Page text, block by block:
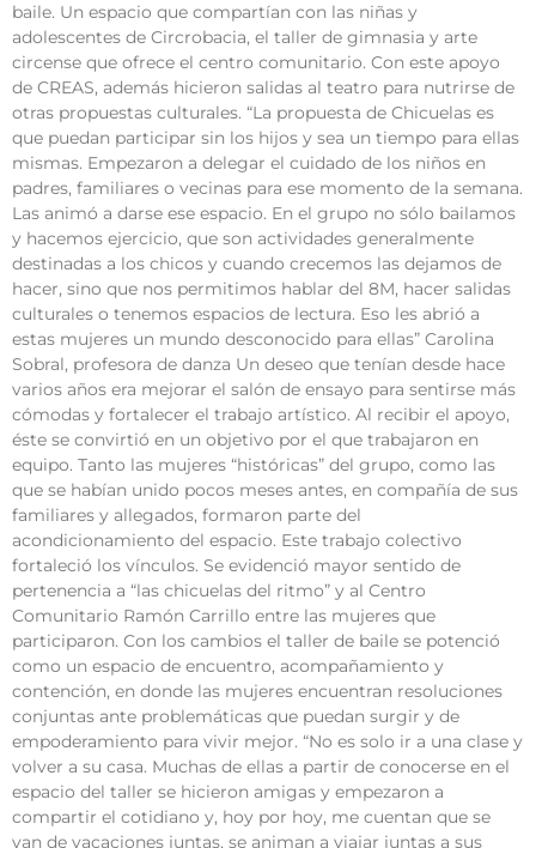
baile. Un espacio que compartían con las niñas y
adolescentes de Circrobacia, el taller de gimnasia y arte
circense que ofrece el centro comunitario. Con este apoyo
de CREAS, además hicieron salidas al teatro para nutrirse de
otras propuestas culturales. “La propuesta de Chicuelas es
que puedan participar sin los hijos y sea un tiempo para ellas
mismas. Empezaron a delegar el cuidado de los niños en
padres, familiares o vecinas para ese momento de la semana.
Las animó a darse ese espacio. En el grupo no sólo bailamos
y hacemos ejercicio, que son actividades generalmente
destinadas a los chicos y cuando crecemos las dejamos de
hacer, sino que nos permitimos hablar del 8M, hacer salidas
culturales o tenemos espacios de lectura. Eso les abrió a
estas mujeres un mundo desconocido para ellas” Carolina
Sobral, profesora de danza Un deseo que tenían desde hace
varios años era mejorar el salón de ensayo para sentirse más
cómodas y fortalecer el trabajo artístico. Al recibir el apoyo,
éste se convirtió en un objetivo por el que trabajaron en
equipo. Tanto las mujeres “históricas” del grupo, como las
que se habían unido pocos meses antes, en compañía de sus
familiares y allegados, formaron parte del
acondicionamiento del espacio. Este trabajo colectivo
fortaleció los vínculos. Se evidenció mayor sentido de
pertenencia a “las chicuelas del ritmo” y al Centro
Comunitario Ramón Carrillo entre las mujeres que
participaron. Con los cambios el taller de baile se potenció
como un espacio de encuentro, acompañamiento y
contención, en donde las mujeres encuentran resoluciones
conjuntas ante problemáticas que puedan surgir y de
empoderamiento para vivir mejor. “No es solo ir a una clase y
volver a su casa. Muchas de ellas a partir de conocerse en el
espacio del taller se hicieron amigas y empezaron a
compartir el cotidiano y, hoy por hoy, me cuentan que se
van de vacaciones juntas, se animan a viajar juntas a sus